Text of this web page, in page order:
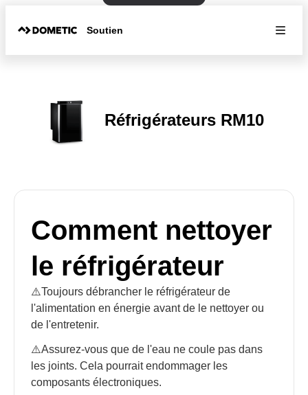
Soutien
Réfrigérateurs RM10
Comment nettoyer
le réfrigérateur
⚠️Toujours débrancher le réfrigérateur de
l'alimentation en énergie avant de le nettoyer ou
de l'entretenir.
⚠️Assurez-vous que de l'eau ne coule pas dans
les joints. Cela pourrait endommager les
composants électroniques.